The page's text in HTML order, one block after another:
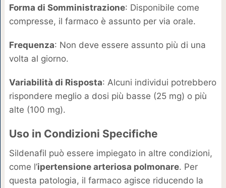
Forma di Somministrazione: Disponibile come
compresse, il farmaco è assunto per via orale.
Frequenza: Non deve essere assunto più di una
volta al giorno.
Variabilità di Risposta: Alcuni individui potrebbero
rispondere meglio a dosi più basse (25 mg) o più
alte (100 mg).
Uso in Condizioni Specifiche
Sildenafil può essere impiegato in altre condizioni,
come l’ipertensione arteriosa polmonare. Per
questa patologia, il farmaco agisce riducendo la